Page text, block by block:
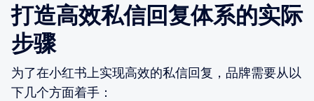
打造高效私信回复体系的实际
步骤
为了在小红书上实现高效的私信回复，品牌需要从以
下几个方面着手：